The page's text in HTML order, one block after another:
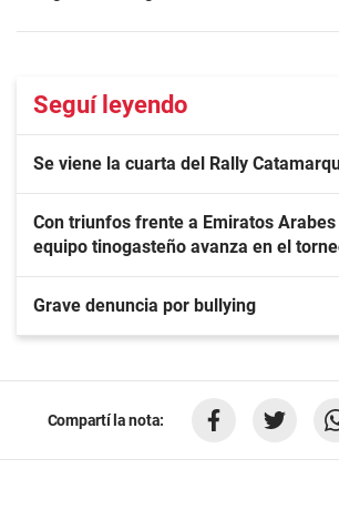
Seguí leyendo
Se viene la cuarta del Rally
Con triunfos frente a Emiratos Arabes
equipo tinogasteño avanza en el
Grave denuncia por bullying
Compartí la nota: